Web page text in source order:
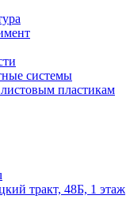
системы
пластикам
тракт, 48Б, 1 этаж